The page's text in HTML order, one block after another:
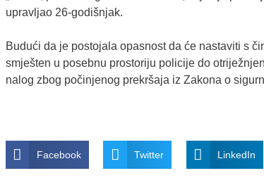
upravljao 26-godišnjak.
Budući da je postojala opasnost da će nastaviti s
smješten u posebnu prostoriju policije do
nalog zbog počinjenog prekršaja iz Zakona o
Facebook Twitter LinkedIn